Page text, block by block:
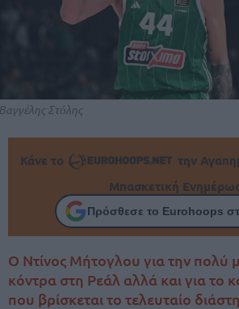
Στόλης
Κάνε το
την
Μπασκετική
Πρόσθεσε το Eurohoops
Ο Ντίνος Μήτογλου για την πολύ
κόντρα στη Ρεάλ αλλά και για το
που βρίσκεται το τελευταίο